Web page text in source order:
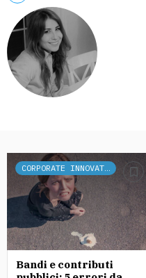
CORPORATE INNOVATION
Bandi e contributi